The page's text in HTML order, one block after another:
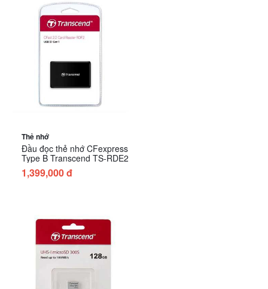
Thẻ nhớ
Đầu đọc thẻ nhớ CFexpress
Type B Transcend TS-RDE2
1,399,000 đ